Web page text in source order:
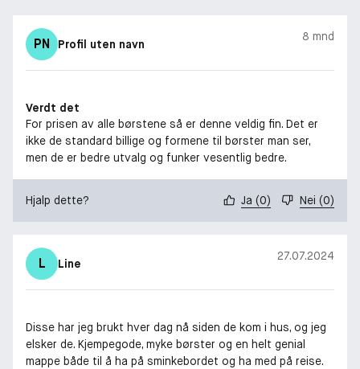
Pro rund blenderbørste (syntetisk): Sveip på pigmentet eller
bland det ut med denne myke, kuppelformede børsten som kan
merke highlighter og skygge.
Porteføljeetui
PN Profil uten navn
8 mnd
Verdt det
For prisen av alle børstene så er denne veldig fin. Det er
ikke de standard billige og formene til børster man ser,
men de er bedre utvalg og funker vesentlig bedre.
Hjalp dette? Ja (0) Nei (0)
L Line
27.07.2024
Disse har jeg brukt hver dag nå siden de kom i hus, og jeg
elsker de. Kjempegode, myke børster og en helt genial
mappe både til å ha på sminkebordet og ha med på reise.